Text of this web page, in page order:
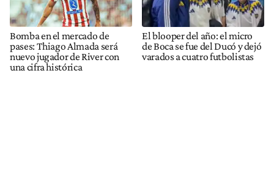
Bomba en el mercado de
pases: Thiago Almada será
nuevo jugador de River con
una cifra histórica
El blooper del año: el micro
de Boca se fue del Ducó y dejó
varados a cuatro futbolistas